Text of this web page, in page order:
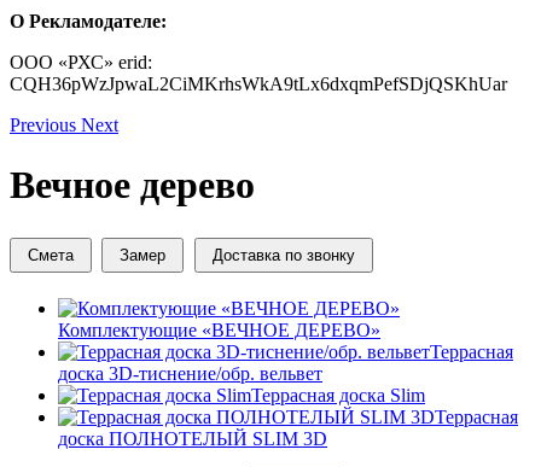
О Рекламодателе:
ООО «РХС» erid:
CQH36pWzJpwaL2CiMKrhsWkA9tLx6dxqmPefSDjQSKhUar
Previous Next
Вечное дерево
Смета Замер Доставка по звонку
Комплектующие «ВЕЧНОЕ ДЕРЕВО»
Террасная
доска 3D-тиснение/обр. вельвет
Террасная доска Slim
Террасная
доска ПОЛНОТЕЛЫЙ SLIM 3D